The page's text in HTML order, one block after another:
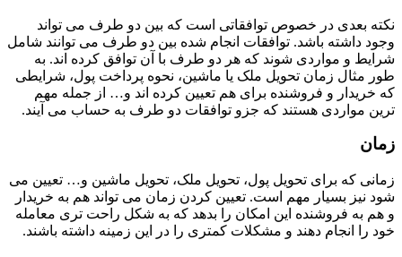
نکته بعدی در خصوص توافقاتی است که بین دو طرف می تواند
وجود داشته باشد. توافقات انجام شده بین دو طرف می توانند شامل
شرایط و مواردی شوند که هر دو طرف با آن توافق کرده اند. به
طور مثال زمان تحویل ملک یا ماشین، نحوه پرداخت پول، شرایطی
که خریدار و فروشنده برای هم تعیین کرده اند و… از جمله مهم
ترین مواردی هستند که جزو توافقات دو طرف به حساب می آیند.
زمان
زمانی که برای تحویل پول، تحویل ملک، تحویل ماشین و… تعیین می
شود نیز بسیار مهم است. تعیین کردن زمان می تواند هم به خریدار
و هم به فروشنده این امکان را بدهد که به شکل راحت تری معامله
خود را انجام دهند و مشکلات کمتری را در این زمینه داشته باشند.